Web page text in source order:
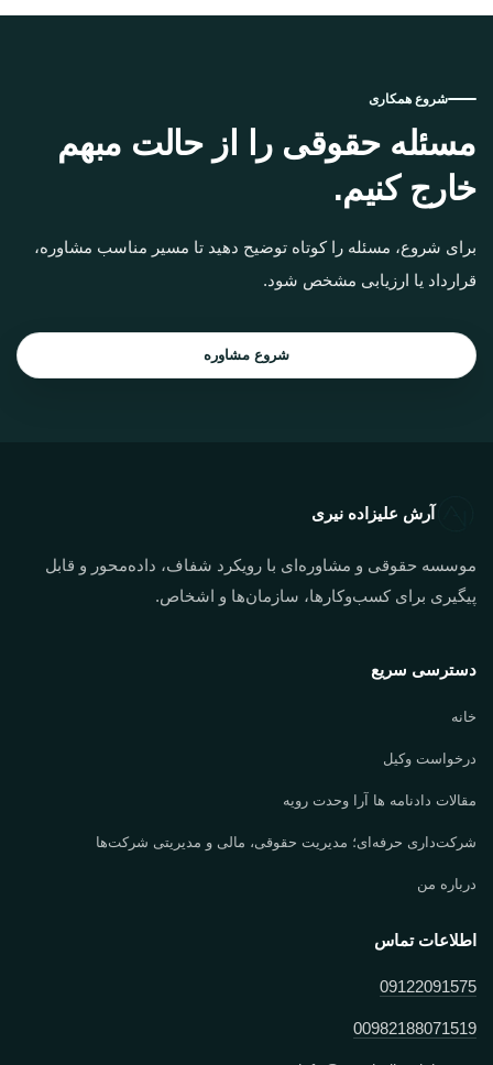
شروع همکاری
مسئله حقوقی را از حالت مبهم
خارج کنیم.
برای شروع، مسئله را کوتاه توضیح دهید تا مسیر مناسب مشاوره،
قرارداد یا ارزیابی مشخص شود.
شروع مشاوره
آرش علیزاده نیری
موسسه حقوقی و مشاوره‌ای با رویکرد شفاف، داده‌محور و قابل
پیگیری برای کسب‌وکارها، سازمان‌ها و اشخاص.
دسترسی سریع
خانه
درخواست وکیل
مقالات دادنامه ها آرا وحدت رویه
شرکت‌داری حرفه‌ای؛ مدیریت حقوقی، مالی و مدیریتی شرکت‌ها
درباره من
اطلاعات تماس
09122091575
00982188071519